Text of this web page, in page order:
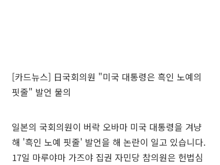
[카드뉴스] 日국회의원 "미국 대통령은 흑인 노예의
핏줄" 발언 물의
일본의 국회의원이 버락 오바마 미국 대통령을 겨냥
해 '흑인 노예 핏줄' 발언을 해 논란이 일고 있습니다.
17일 마루야마 가즈야 집권 자민당 참의원은 헌법심